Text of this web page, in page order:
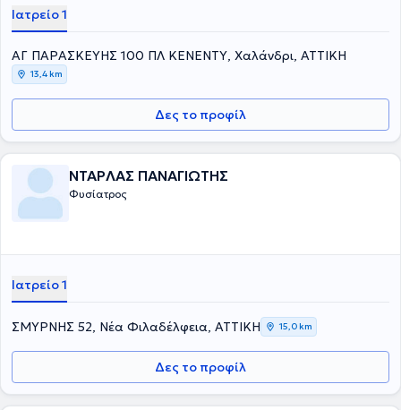
Ιατρείο 1
ΑΓ ΠΑΡΑΣΚΕΥΗΣ 100 ΠΛ ΚΕΝΕΝΤΥ, Χαλάνδρι, ΑΤΤΙΚΗ
13,4 km
Δες το προφίλ
ΝΤΑΡΛΑΣ ΠΑΝΑΓΙΩΤΗΣ
Φυσίατρος
Ιατρείο 1
ΣΜΥΡΝΗΣ 52, Νέα Φιλαδέλφεια, ΑΤΤΙΚΗ 15,0 km
Δες το προφίλ